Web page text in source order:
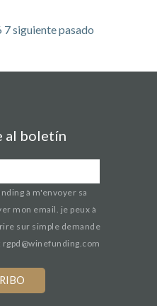
7siguientepasado
al boletín
à m'envoyer sa
mon email. je peux à
sur simple demande